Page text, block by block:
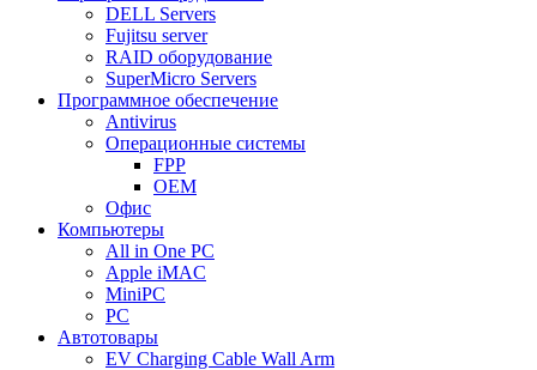
DELL Servers
Fujitsu server
RAID оборудование
SuperMicro Servers
Программное обеспечение
Antivirus
Операционные системы
FPP
OEM
Офис
Компьютеры
All in One PC
Apple iMAC
MiniPC
PC
Автотовары
EV Charging Cable Wall Arm